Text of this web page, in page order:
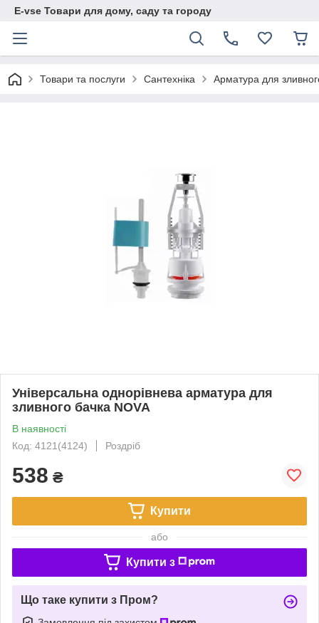
E-vse Товари для дому, саду та городу
Товари та послуги Сантехніка Арматура для
Універсальна однорівнева арматура для
зливного бачка NOVA
В наявності
Код: 4121(4124)
Роздріб
538 ₴
Купити
або
Купити з
Що таке купити з Пром?